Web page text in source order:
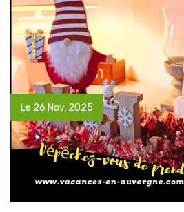
Le 26 Nov, 2025